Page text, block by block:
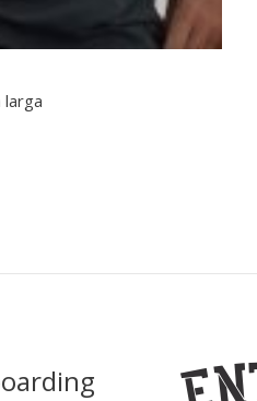
larga